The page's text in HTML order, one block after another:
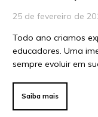
Vídeos
Para
Para Líderes
25 de fevereiro de
Todo ano criamos
educadores. Uma
sempre evoluir em
Saiba mais